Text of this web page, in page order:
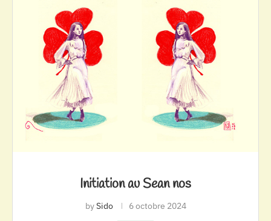
Initiation au Sean nos
bySido 6 octobre 2024